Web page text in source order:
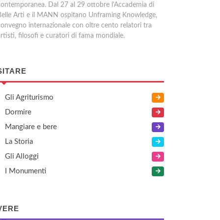
Dal 27 al 29 ottobre l'Accademia di
Arti e il MANN ospitano Unframing Knowledge,
internazionale con oltre cento relatori tra
filosofi e curatori di fama mondiale.
Gli Agriturismo
Dormire
Mangiare e bere
La Storia
Gli Alloggi
I Monumenti